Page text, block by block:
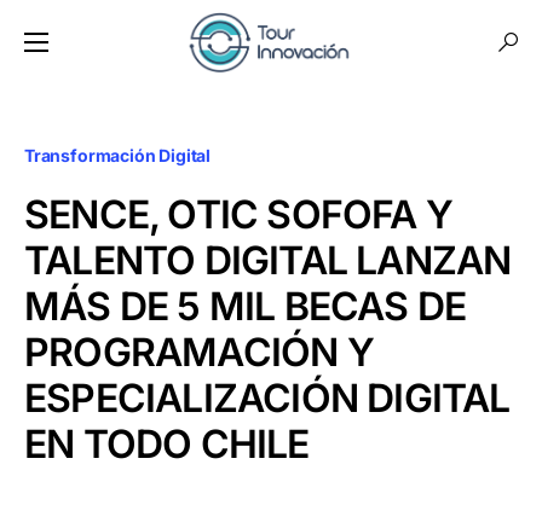
Transformación Digital
SENCE, OTIC SOFOFA Y
TALENTO DIGITAL LANZAN
MÁS DE 5 MIL BECAS DE
PROGRAMACIÓN Y
ESPECIALIZACIÓN DIGITAL
EN TODO CHILE